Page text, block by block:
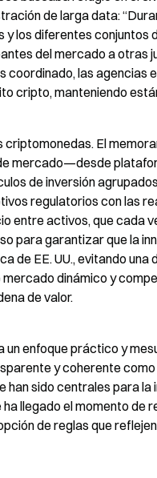
de larga data:
los diferentes conjuntos
del mercado a otras
las agencias
cripto, manteniendo
criptomonedas. El
mercado—desde
de inversión
regulatorios con las
entre activos, que cada
para garantizar que la
de EE. UU., evitando
dinámico y
de valor.
un enfoque práctico y
y coherente
han sido centrales para
ha llegado el momento
de reglas que